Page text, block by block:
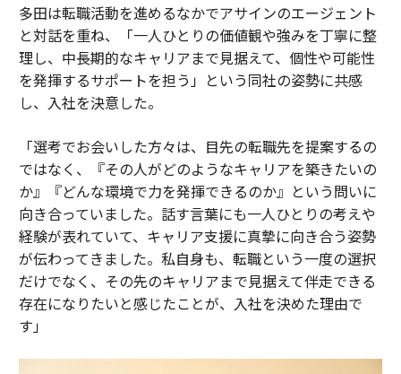
多田は転職活動を進めるなかでアサインのエージェント
と対話を重ね、「一人ひとりの価値観や強みを丁寧に整
理し、中長期的なキャリアまで見据えて、個性や可能性
を発揮するサポートを担う」という同社の姿勢に共感
し、入社を決意した。
「選考でお会いした方々は、目先の転職先を提案するの
ではなく、『その人がどのようなキャリアを築きたいの
か』『どんな環境で力を発揮できるのか』という問いに
向き合っていました。話す言葉にも一人ひとりの考えや
経験が表れていて、キャリア支援に真摯に向き合う姿勢
が伝わってきました。私自身も、転職という一度の選択
だけでなく、その先のキャリアまで見据えて伴走できる
存在になりたいと感じたことが、入社を決めた理由で
す」